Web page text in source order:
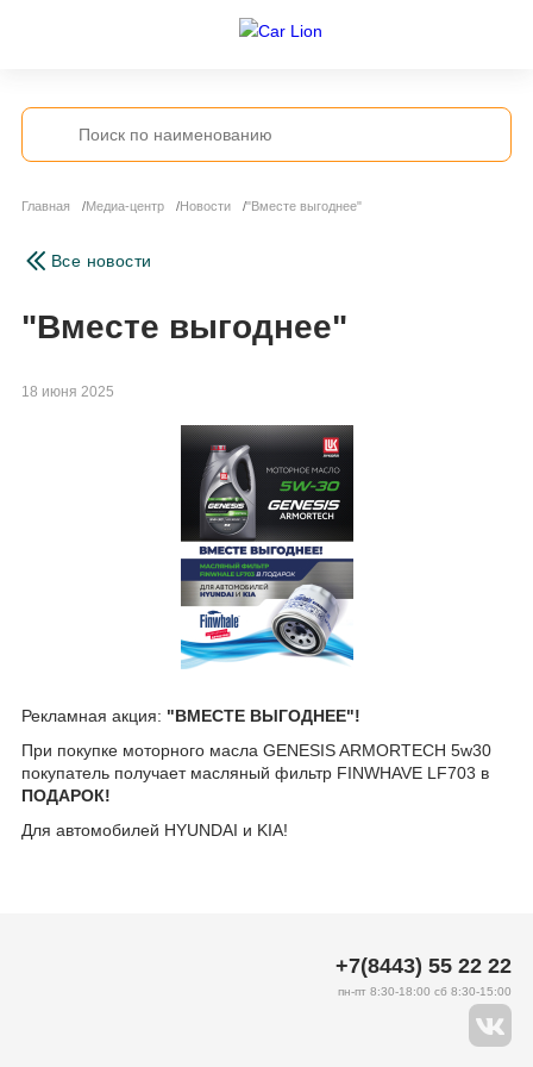
Главная Медиа-центр Новости "Вместе выгоднее"
Все новости
"Вместе выгоднее"
18 июня 2025
Рекламная акция: "ВМЕСТЕ ВЫГОДНЕЕ"!
При покупке моторного масла GENESIS ARMORTECH 5w30
покупатель получает масляный фильтр FINWHAVE LF703 в
ПОДАРОК!
Для автомобилей HYUNDAI и KIA!
+7(8443) 55 22 22
пн-пт 8:30-18:00 сб 8:30-15:00